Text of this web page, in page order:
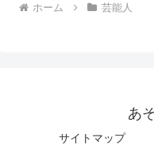
ホーム 芸能人
あ
サイトマップ